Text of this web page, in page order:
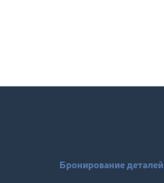
Бронирование деталей